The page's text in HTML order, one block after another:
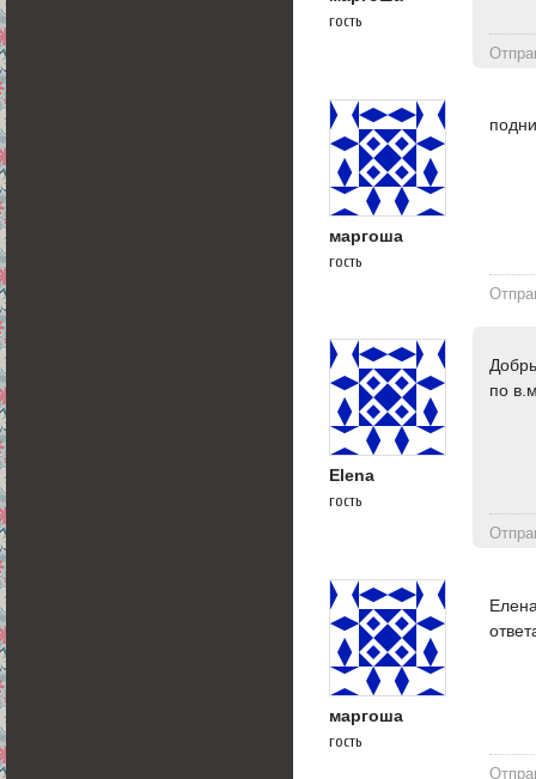
гость
маргоша
гость
Elena
гость
по
маргоша
гость